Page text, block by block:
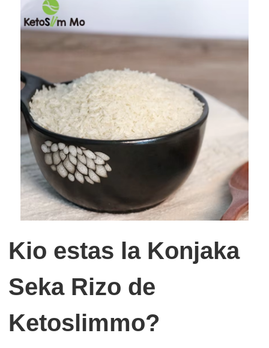
Kio estas la Konjaka
Seka Rizo de
Ketoslimmo?